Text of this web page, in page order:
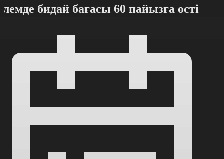
бидай бағасы 60 пайызға өсті